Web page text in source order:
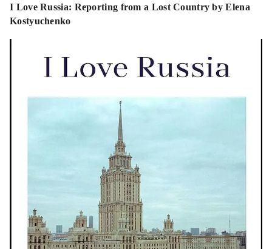
I Love Russia: Reporting from a Lost Country by Elena
Kostyuchenko